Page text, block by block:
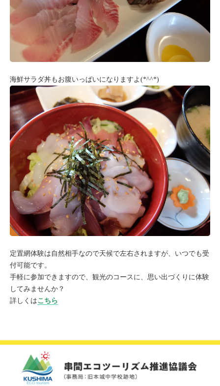
海鮮サラダ丼もお腹いっぱいになりますよ(*^^*)
定置網体験は自然相手なので天候で左右されますが、いつでも受
付可能です。
手軽に参加できますので、観光のコースに、思い出づくりに体験
してみませんか？
詳しくはこちら